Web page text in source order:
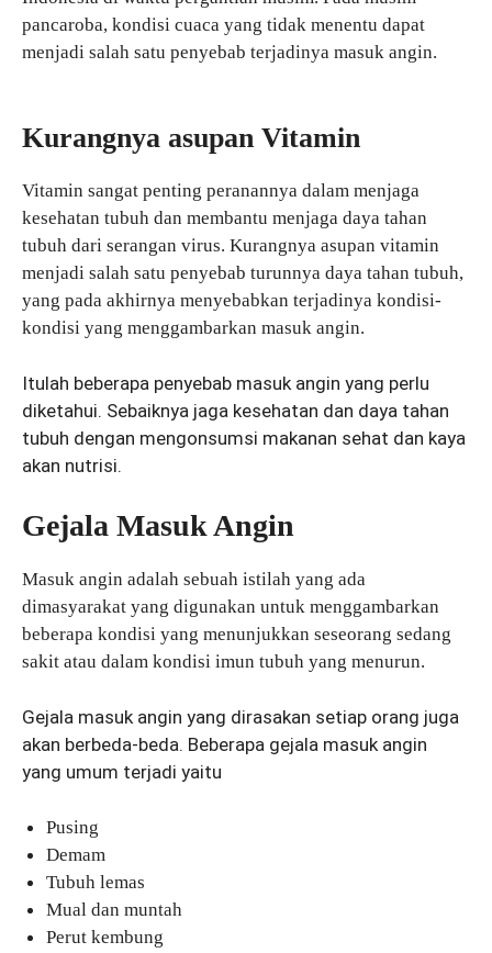
pancaroba, kondisi cuaca yang tidak menentu dapat
menjadi salah satu penyebab terjadinya masuk angin.
Kurangnya asupan Vitamin
Vitamin sangat penting peranannya dalam menjaga
kesehatan tubuh dan membantu menjaga daya tahan
tubuh dari serangan virus. Kurangnya asupan vitamin
menjadi salah satu penyebab turunnya daya tahan tubuh,
yang pada akhirnya menyebabkan terjadinya kondisi-
kondisi yang menggambarkan masuk angin.
Itulah beberapa penyebab masuk angin yang perlu
diketahui. Sebaiknya jaga kesehatan dan daya tahan
tubuh dengan mengonsumsi makanan sehat dan kaya
akan nutrisi.
Gejala Masuk Angin
Masuk angin adalah sebuah istilah yang ada
dimasyarakat yang digunakan untuk menggambarkan
beberapa kondisi yang menunjukkan seseorang sedang
sakit atau dalam kondisi imun tubuh yang menurun.
Gejala masuk angin yang dirasakan setiap orang juga
akan berbeda-beda. Beberapa gejala masuk angin
yang umum terjadi yaitu
Pusing
Demam
Tubuh lemas
Mual dan muntah
Perut kembung